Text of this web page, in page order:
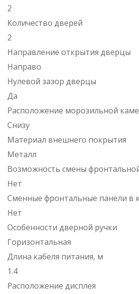
2
Количество дверей
2
Направление открытия дверцы
Направо
Нулевой зазор дверцы
Да
Расположение морозильной
Снизу
Материал внешнего покрытия
Металл
Возможность смены
Нет
Сменные фронтальные панели в
Нет
Особенности дверной ручки
Горизонтальная
Длина кабеля питания, м
1.4
Расположение дисплея